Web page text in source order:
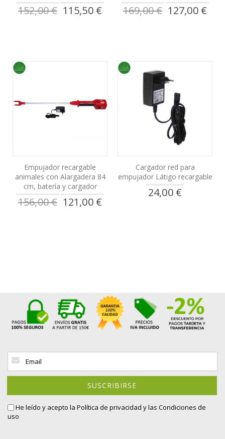
152,00 €
Precio
especial
115,50 € 169,00 €
Precio
especial
127,00 €
Empujador recargable
animales con Alargadera 84
cm, batería y cargador
156,00 €
Precio
especial
121,00 €
Cargador red para
empujador Látigo recargable
24,00 €
Inscríbase
nuestro
SUSCRIBIRSE
He leído y acepto la Política de privacidad y las Condiciones de
uso